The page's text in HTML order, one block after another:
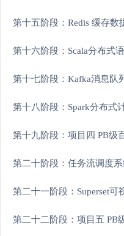
第十五阶段：Redis 缓存数
第十六阶段：Scala分布式
第十七阶段：Kafka消息队
第十八阶段：Spark分布式
第十九阶段：项目四 PB级
第二十阶段：任务流调度系
第二十一阶段：Superset可